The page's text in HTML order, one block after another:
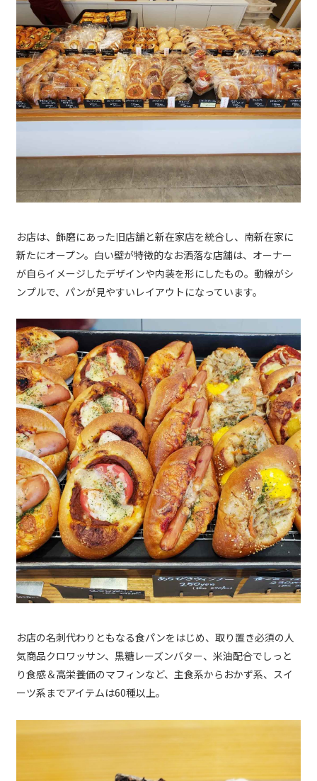
お店は、飾磨にあった旧店舗と新在家店を統合し、南新在家に
新たにオープン。白い壁が特徴的なお洒落な店舗は、オーナー
が自らイメージしたデザインや内装を形にしたもの。動線がシ
ンプルで、パンが見やすいレイアウトになっています。
お店の名刺代わりともなる食パンをはじめ、取り置き必須の人
気商品クロワッサン、黒糖レーズンバター、米油配合でしっと
り食感＆高栄養価のマフィンなど、主食系からおかず系、スイ
ーツ系までアイテムは60種以上。